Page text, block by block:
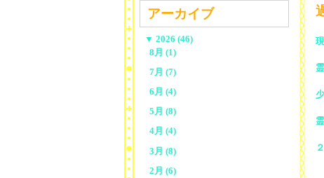
アーカイブ
▼ 2026 (46)
8月 (1)
7月 (7)
6月 (4)
5月 (8)
4月 (4)
3月 (8)
2月 (6)